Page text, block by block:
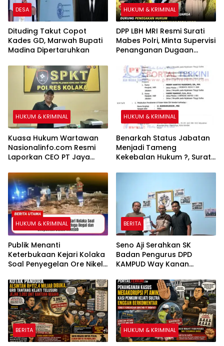
DESA
Dituding Takut Copot
Kades GD, Marwah Bupati
Madina Dipertaruhkan
HUKUM & KRIMINAL
DPP LBH MRI Resmi Surati
Mabes Polri, Minta Supervisi
Penanganan Dugaan
terhadap Anak di Banggai
HUKUM & KRIMINAL
Kuasa Hukum Wartawan
Nasionalinfo.com Resmi
Laporkan CEO PT Jaya
Kolaka
HUKUM & KRIMINAL
Benarkah Status Jabatan
Menjadi Tameng
Kekebalan Hukum ?, Surat
Sultra Terhadap Bupati
Dipertanyakan
HUKUM & KRIMINAL
Publik Menanti
Keterbukaan Kejari Kolaka
Soal Penyegelan Ore Nikel
Dilepaskan Dalam Sekejab
BERITA
Seno Aji Serahkan SK
Badan Pengurus DPD
KAMPUD Way Kanan
BERITA HUKUM & KRIMINAL